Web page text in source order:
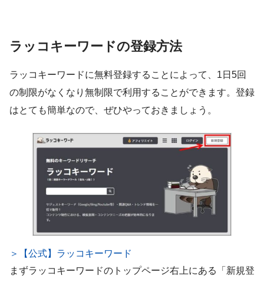
ラッコキーワードの登録方法
ラッコキーワードに無料登録することによって、1日5回
の制限がなくなり無制限で利用することができます。登録
はとても簡単なので、ぜひやっておきましょう。
＞【公式】ラッコキーワード
まずラッコキーワードのトップページ右上にある「新規登